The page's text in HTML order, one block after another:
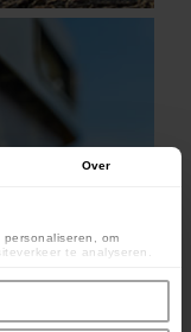
Over
om
te analyseren.
deze gegevens
verstrekt of die ze hebben